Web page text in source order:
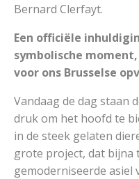
Bernard Clerfayt.
Een officiële
symbolische
voor ons Brusselse
Vandaag de dag staan
druk om het hoofd te
in de steek gelaten
grote project, dat bijna
gemoderniseerde asiel